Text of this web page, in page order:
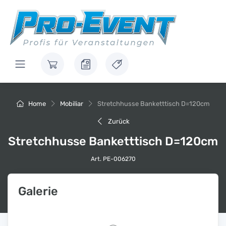
Home Mobiliar Stretchhusse Banketttisch D=120cm
Zurück
Stretchhusse Banketttisch D=120cm
Art. PE-006270
Galerie